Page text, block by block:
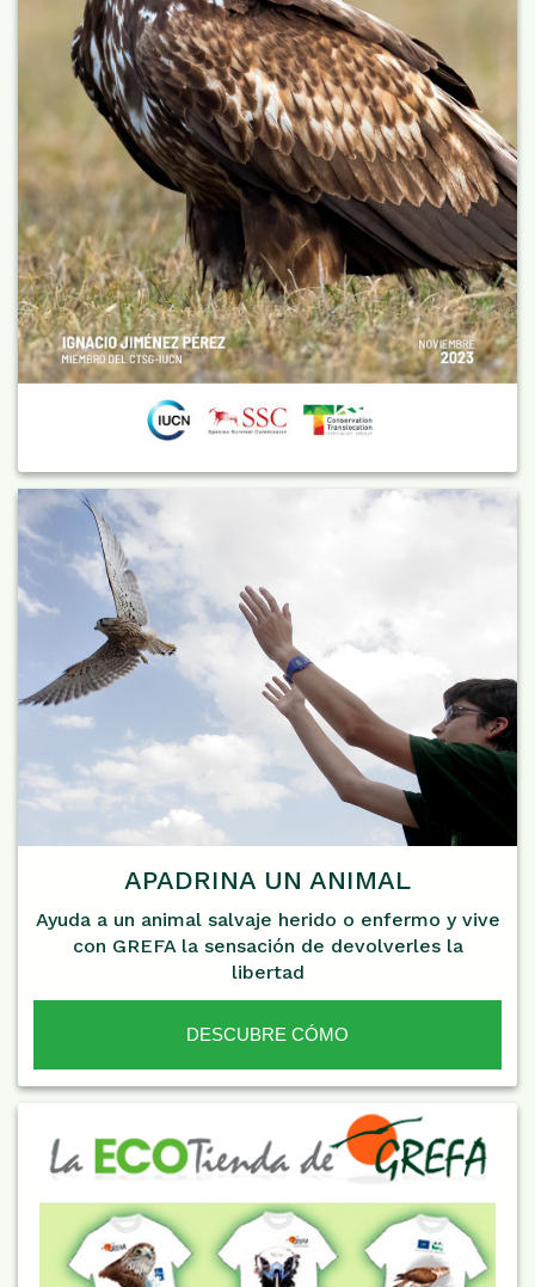
APADRINA UN ANIMAL
Ayuda a un animal salvaje herido o enfermo y vive
con GREFA la sensación de devolverles la
libertad
DESCUBRE CÓMO